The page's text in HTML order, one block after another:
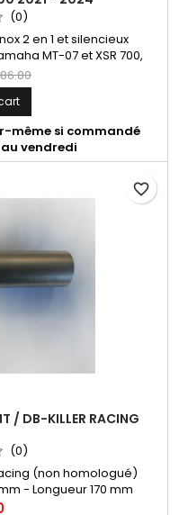
(0)
2 en 1 et silencieux
MT-07 et XSR 700,
EURO 4 avec
Compatible avec les
2014 - 2020, Yamaha MT
Yamaha XSR 700 2015 -
700...
même si commandé
vendredi
/ DB-KILLER RACING
(0)
(non homologué)
- Longueur 170 mm
favorite_border